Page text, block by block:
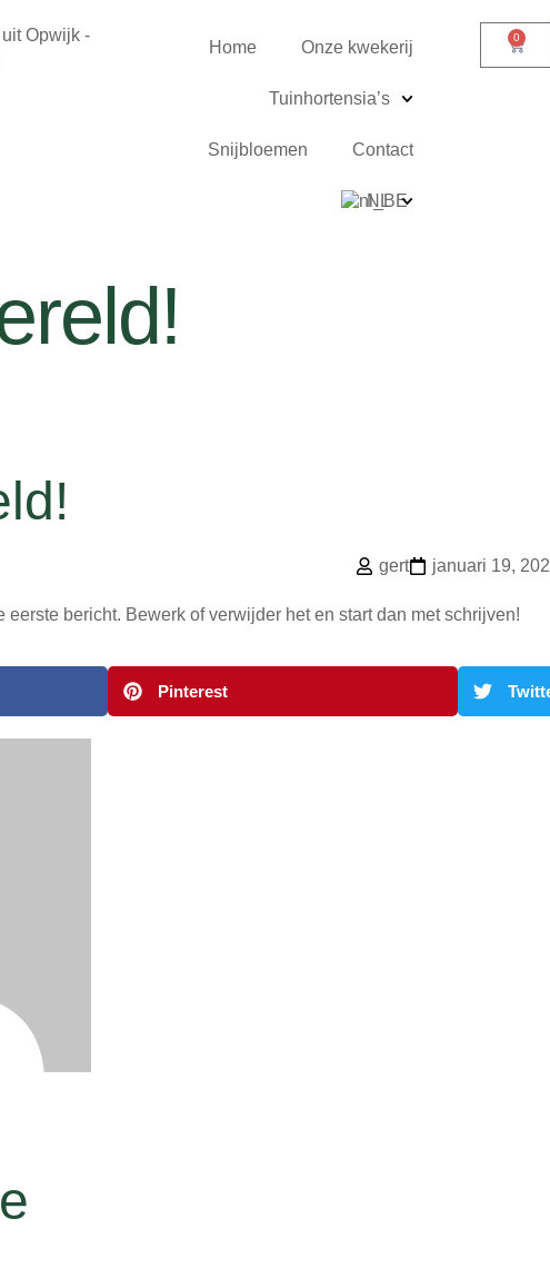
Home Onze kwekerij
Tuinhortensia’s
Snijbloemen Contact
NL
0
gert januari 19,
bericht. Bewerk of verwijder het en start dan met schrijven!
Pinterest